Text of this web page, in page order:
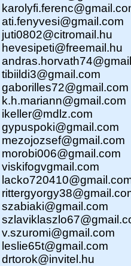
ati.fenyvesi@gmail.com
juti0802@citromail.hu
hevesipeti@freemail.hu
tibiildi3@gmail.com
gaborilles72@gmail.com
k.h.mariann@gmail.com
ikeller@mdlz.com
gypuspoki@gmail.com
mezojozsef@gmail.com
morobi006@gmail.com
viskifogvgmail.com
szabiaki@gmail.com
v.szuromi@gmail.com
leslie65t@gmail.com
drtorok@invitel.hu